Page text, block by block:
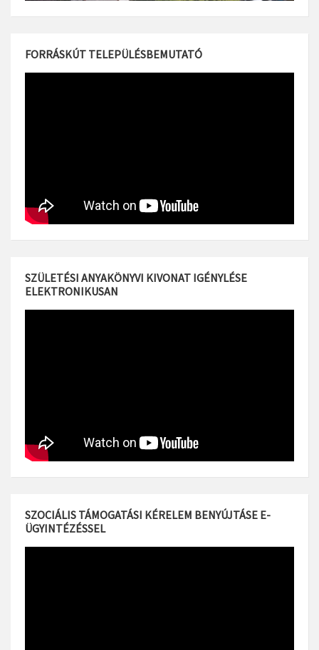
FORRÁSKÚT TELEPÜLÉSBEMUTATÓ
SZÜLETÉSI ANYAKÖNYVI KIVONAT IGÉNYLÉSE
ELEKTRONIKUSAN
SZOCIÁLIS TÁMOGATÁSI KÉRELEM BENYÚJTÁSE E-
ÜGYINTÉZÉSSEL